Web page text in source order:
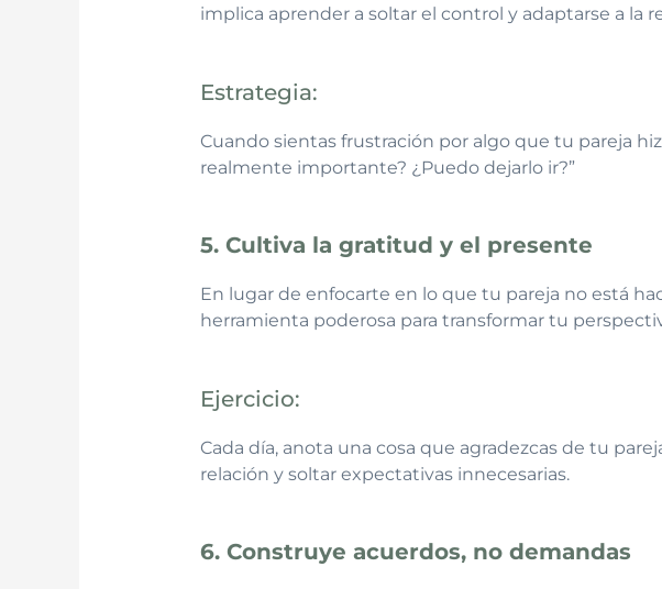
implica aprender a soltar el control y adaptarse a la
Estrategia:
Cuando sientas frustración por algo que tu pareja
realmente importante? ¿Puedo dejarlo ir?”
5. Cultiva la gratitud y el presente
En lugar de enfocarte en lo que tu pareja no está
herramienta poderosa para transformar tu
Ejercicio:
Cada día, anota una cosa que agradezcas de tu
relación y soltar expectativas innecesarias.
6. Construye acuerdos, no demandas